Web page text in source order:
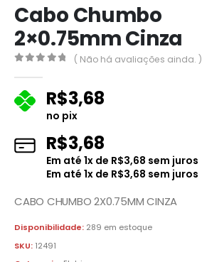
Cabo Chumbo
2×0.75mm Cinza
( Não há avaliações ainda. )
R$3,68
no pix
R$3,68
Em até 1x de R$3,68 sem juros
Em até 1x de R$3,68 sem juros
CABO CHUMBO 2X0.75MM CINZA
Disponibilidade: 289 em estoque
SKU: 12491